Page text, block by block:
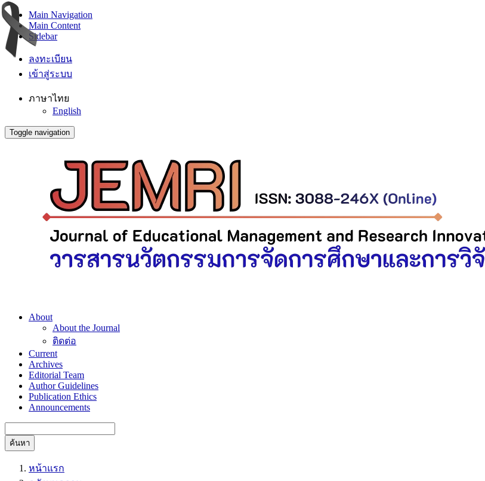
Main Navigation
Main Content
Sidebar
ลงทะเบียน
เข้าสู่ระบบ
ภาษาไทย
English
Toggle navigation
About
About the Journal
ติดต่อ
Current
Archives
Editorial Team
Author Guidelines
Publication Ethics
Announcements
ค้นหา
หน้าแรก